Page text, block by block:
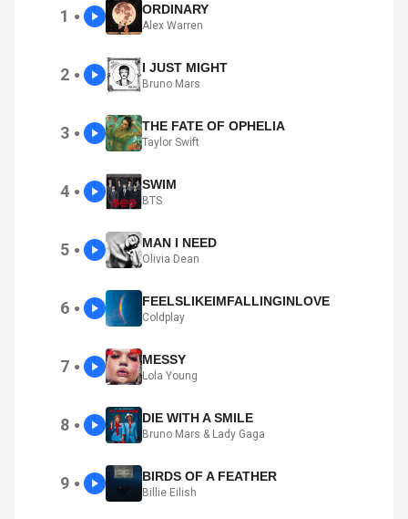
1 ● ORDINARY
Alex Warren
2 ● I JUST MIGHT
Bruno Mars
3 ● THE FATE OF OPHELIA
Taylor Swift
4 ● SWIM
BTS
5 ● MAN I NEED
Olivia Dean
6 ● FEELSLIKEIMFALLINGINLOVE
Coldplay
7 ● MESSY
Lola Young
8 ● DIE WITH A SMILE
Bruno Mars & Lady Gaga
9 ● BIRDS OF A FEATHER
Billie Eilish